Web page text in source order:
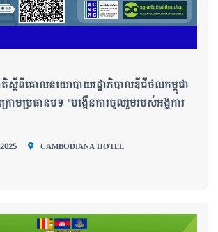
តិស្តីពីគោលនយោបាយរដ្ឋាភិបាលឌីជីថលកម្ពុជា
ប្រធានបទ "បង្កើនការចូលរួមរបស់អង្គការ
CAMBODIANA HOTEL